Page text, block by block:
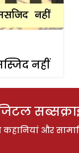
नहीं
कहानियां और